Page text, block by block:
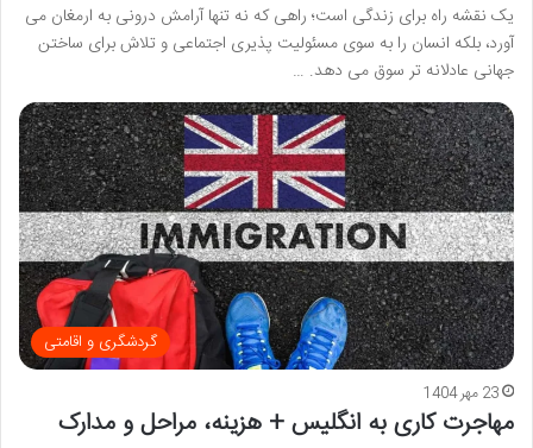
یک نقشه راه برای زندگی است؛ راهی که نه تنها آرامش درونی به ارمغان می
آورد، بلکه انسان را به سوی مسئولیت پذیری اجتماعی و تلاش برای ساختن
جهانی عادلانه تر سوق می دهد. …
گردشگری و اقامتی
23 مهر 1404
مهاجرت کاری به انگلیس + هزینه، مراحل و مدارک